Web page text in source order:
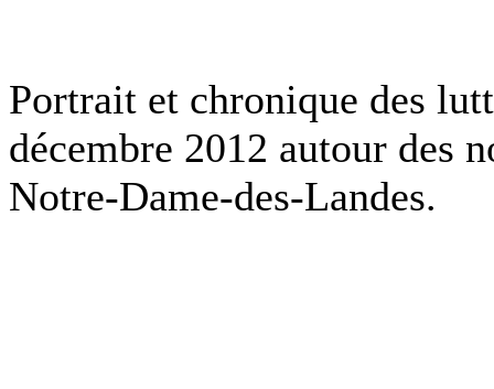
Portrait et chronique des
décembre 2012 autour des
Notre-Dame-des-Landes.